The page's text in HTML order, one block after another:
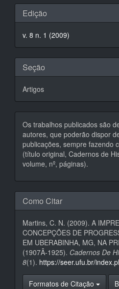
Detalhes
do
artigo
Edição
v. 8 n. 1 (2009)
Seção
Artigos
Os trabalhos publicados são
autores, que poderão dispor
publicações, sempre fazendo
(título original, Cadernos de
volume, nº, páginas).
Como Citar
Martins, C. N. (2009). A
CONCEPÇÕES DE
EM UBERABINHA, MG, NA
(1907Â­-1925). Cadernos De
8(1). https://seer.ufu.br/
Formatos de Citação